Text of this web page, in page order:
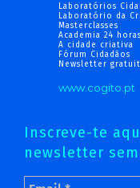
Laboratórios
Laboratório da
Masterclasses
Academia 24 horas
A cidade criativa
Fórum Cidadãos
Newsletter
www.cogito.pt
Inscreve-te
newsletter